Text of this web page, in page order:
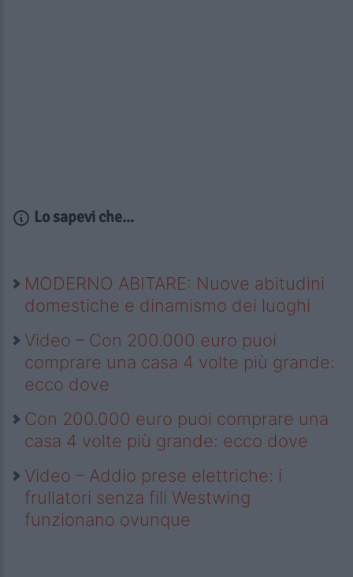
Lo sapevi che...
MODERNO ABITARE: Nuove abitudini
domestiche e dinamismo dei luoghi
Video – Con 200.000 euro puoi
comprare una casa 4 volte più grande:
ecco dove
Con 200.000 euro puoi comprare una
casa 4 volte più grande: ecco dove
Video – Addio prese elettriche: i
frullatori senza fili Westwing
funzionano ovunque